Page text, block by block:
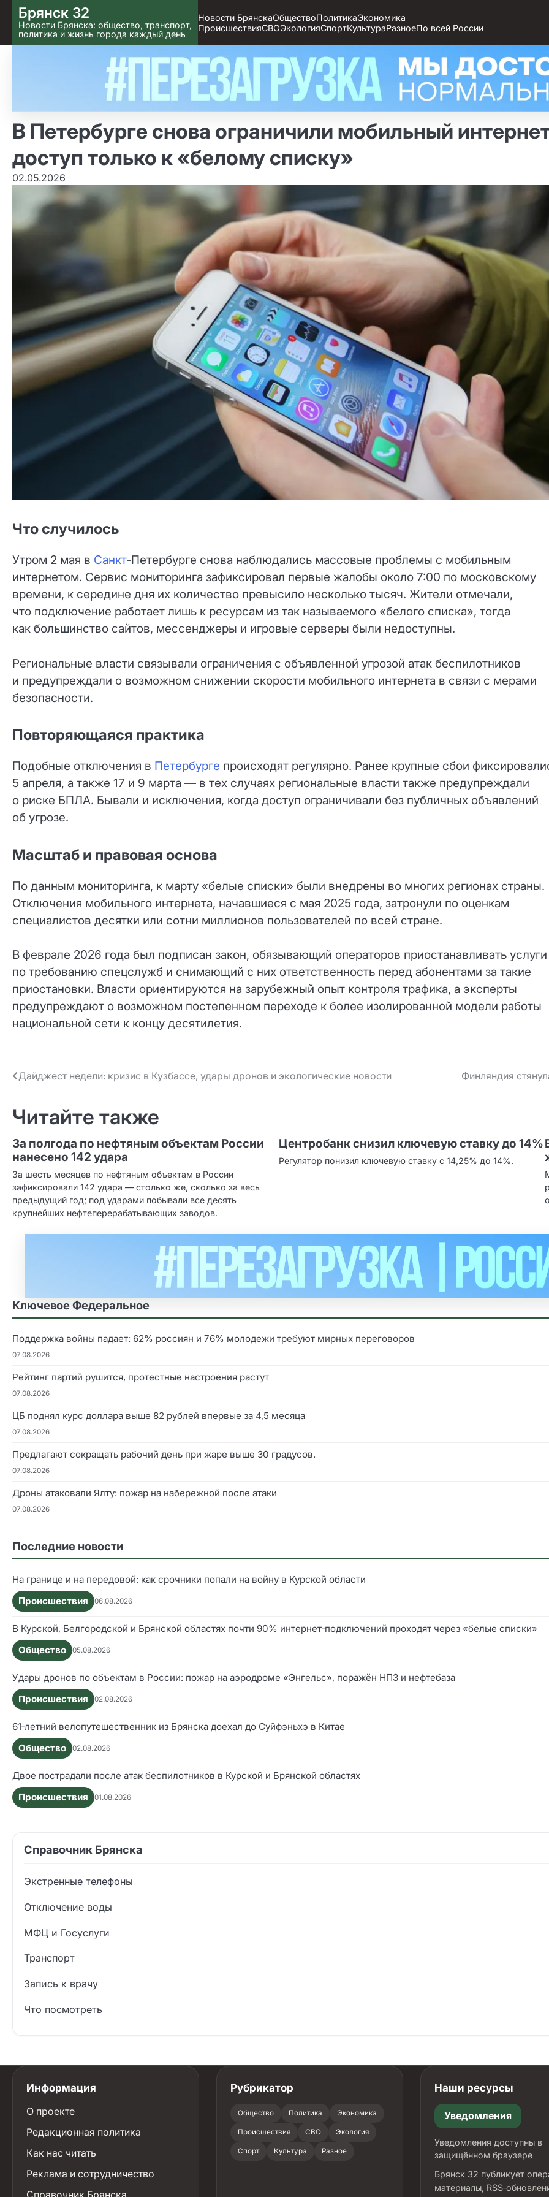
Skip
to content
Брянск 32
Новости Брянска: общество, транспорт,
политика и жизнь города каждый день
Новости БрянскаОбществоПолитикаЭкономика
ПроисшествияСВОЭкологияСпортКультураРазноеПо всей России
В Петербурге снова ограничили мобильный
доступ только к «белому списку»
02.05.2026
Что случилось
Утром 2 мая в Санкт‑Петербурге снова наблюдались массовые проблемы с мобильным
интернетом. Сервис мониторинга зафиксировал первые жалобы около 7:00 по московскому
времени, к середине дня их количество превысило несколько тысяч. Жители отмечали,
что подключение работает лишь к ресурсам из так называемого «белого списка», тогда
как большинство сайтов, мессенджеры и игровые серверы были недоступны.
Региональные власти связывали ограничения с объявленной угрозой атак беспилотников
и предупреждали о возможном снижении скорости мобильного интернета в связи с мерами
безопасности.
Повторяющаяся практика
Подобные отключения в Петербурге происходят регулярно. Ранее крупные сбои
5 апреля, а также 17 и 9 марта — в тех случаях региональные власти также предупреждали
о риске БПЛА. Бывали и исключения, когда доступ ограничивали без публичных объявлений
об угрозе.
Масштаб и правовая основа
По данным мониторинга, к марту «белые списки» были внедрены во многих регионах страны.
Отключения мобильного интернета, начавшиеся с мая 2025 года, затронули по оценкам
специалистов десятки или сотни миллионов пользователей по всей стране.
В феврале 2026 года был подписан закон, обязывающий операторов приостанавливать услуги
по требованию спецслужб и снимающий с них ответственность перед абонентами за такие
приостановки. Власти ориентируются на зарубежный опыт контроля трафика, а эксперты
предупреждают о возможном постепенном переходе к более изолированной модели работы
национальной сети к концу десятилетия.
Навигация
Дайджест недели: кризис в Кузбассе, удары дронов и экологические новости Финляндия
Читайте также
За полгода по нефтяным объектам России
нанесено 142 удара
За шесть месяцев по нефтяным объектам в России
зафиксировали 142 удара — столько же, сколько за весь
предыдущий год; под ударами побывали все десять
крупнейших нефтеперерабатывающих заводов.
Центробанк снизил ключевую ставку до 14%
Регулятор понизил ключевую ставку с 14,25% до 14%.
Ключевое Федеральное
Поддержка войны падает: 62% россиян и 76% молодежи требуют мирных переговоров
07.08.2026
Рейтинг партий рушится, протестные настроения растут
07.08.2026
ЦБ поднял курс доллара выше 82 рублей впервые за 4,5 месяца
07.08.2026
Предлагают сокращать рабочий день при жаре выше 30 градусов.
07.08.2026
Дроны атаковали Ялту: пожар на набережной после атаки
07.08.2026
Последние новости
На границе и на передовой: как срочники попали на войну в Курской области
Происшествия
06.08.2026
В Курской, Белгородской и Брянской областях почти 90% интернет‑подключений проходят через «белые списки»
Общество
05.08.2026
Удары дронов по объектам в России: пожар на аэродроме «Энгельс», поражён НПЗ и нефтебаза
Происшествия
02.08.2026
61‑летний велопутешественник из Брянска доехал до Суйфэньхэ в Китае
Общество
02.08.2026
Двое пострадали после атак беспилотников в Курской и Брянской областях
Происшествия
01.08.2026
Справочник Брянска
Экстренные телефоны
Отключение воды
МФЦ и Госуслуги
Транспорт
Запись к врачу
Что посмотреть
Информация
О проекте
Редакционная политика
Как нас читать
Реклама и сотрудничество
Справочник Брянска
Рубрикатор
Общество Политика Экономика
Происшествия СВО Экология
Спорт Культура Разное
Наши ресурсы
Уведомления
Уведомления доступны в
защищённом браузере
Брянск 32 публикует
материалы,